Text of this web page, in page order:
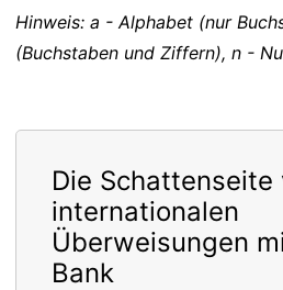
Hinweis: a - Alphabet (nur
(Buchstaben und Ziffern), n -
Die Schattenseite
internationalen
Überweisungen
Bank